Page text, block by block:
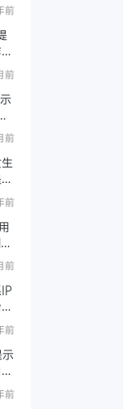
前
前
前
前
前
前
前